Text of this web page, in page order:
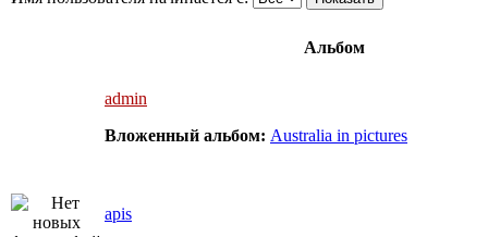
Альбом
admin
Вложенный альбом: Australia in pictures
apis